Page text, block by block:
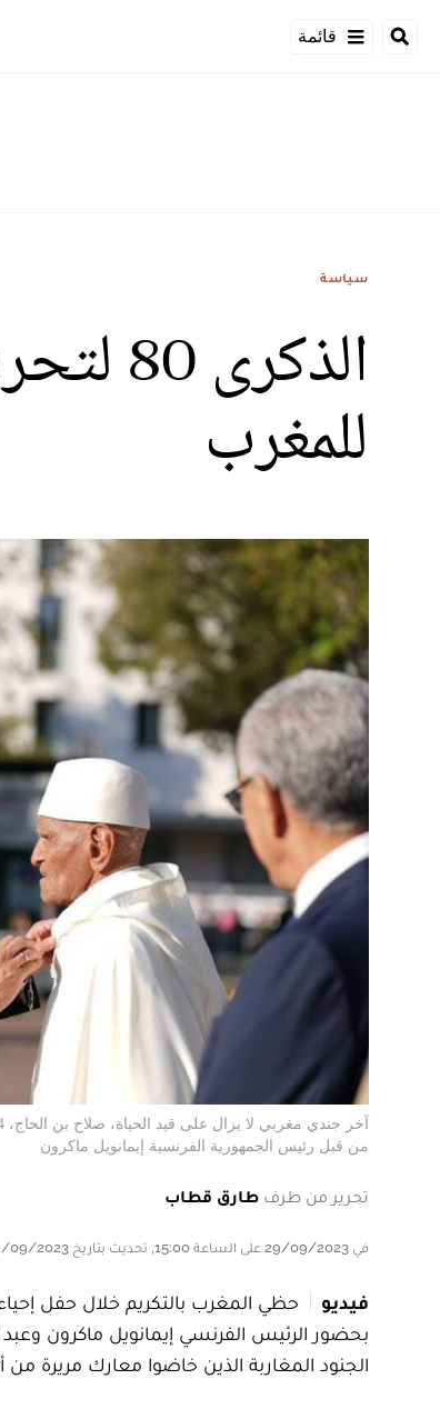
قائمة
سياسة
للمغرب
من قبل رئيس الجمهورية الفرنسية إيمانويل ماكرون
تحرير من طرف طارق قطاب
في 29/09/2023 على الساعة 15:00, تحديث بتاريخ 29/09/2023 على الساعة 15:00
فيديو
بحضور الرئيس الفرنسي إيمانويل ماكرون
الجنود المغاربة الذين خاضوا معارك مريرة